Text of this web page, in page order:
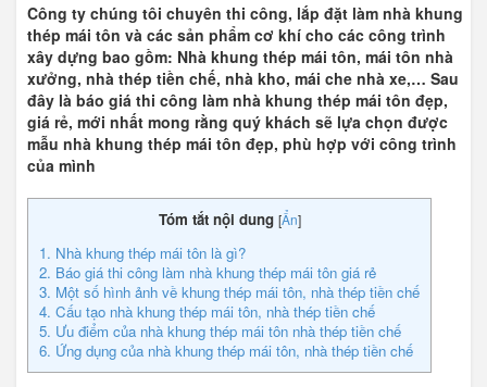
Công ty chúng tôi chuyên thi công, lắp đặt làm nhà khung
thép mái tôn và các sản phẩm cơ khí cho các công trình
xây dựng bao gồm: Nhà khung thép mái tôn, mái tôn nhà
xưởng, nhà thép tiền chế, nhà kho, mái che nhà xe,… Sau
đây là báo giá thi công làm nhà khung thép mái tôn đẹp,
giá rẻ, mới nhất mong rằng quý khách sẽ lựa chọn được
mẫu nhà khung thép mái tôn đẹp, phù hợp với công trình
của mình
Tóm tắt nội dung [Ẩn]
1. Nhà khung thép mái tôn là gì?
2. Báo giá thi công làm nhà khung thép mái tôn giá rẻ
3. Một số hình ảnh về khung thép mái tôn, nhà thép tiền chế
4. Cấu tạo nhà khung thép mái tôn, nhà thép tiền chế
5. Ưu điểm của nhà khung thép mái tôn nhà thép tiền chế
6. Ứng dụng của nhà khung thép mái tôn, nhà thép tiền chế